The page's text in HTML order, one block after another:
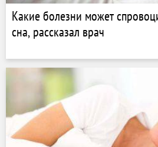
Какие болезни может
сна, рассказал врач